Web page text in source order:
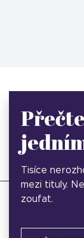
Tisíce
mezi tituly.
zoufat.